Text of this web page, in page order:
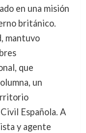
en una misión
británico.
mantuvo
que
un
Española. A
y agente